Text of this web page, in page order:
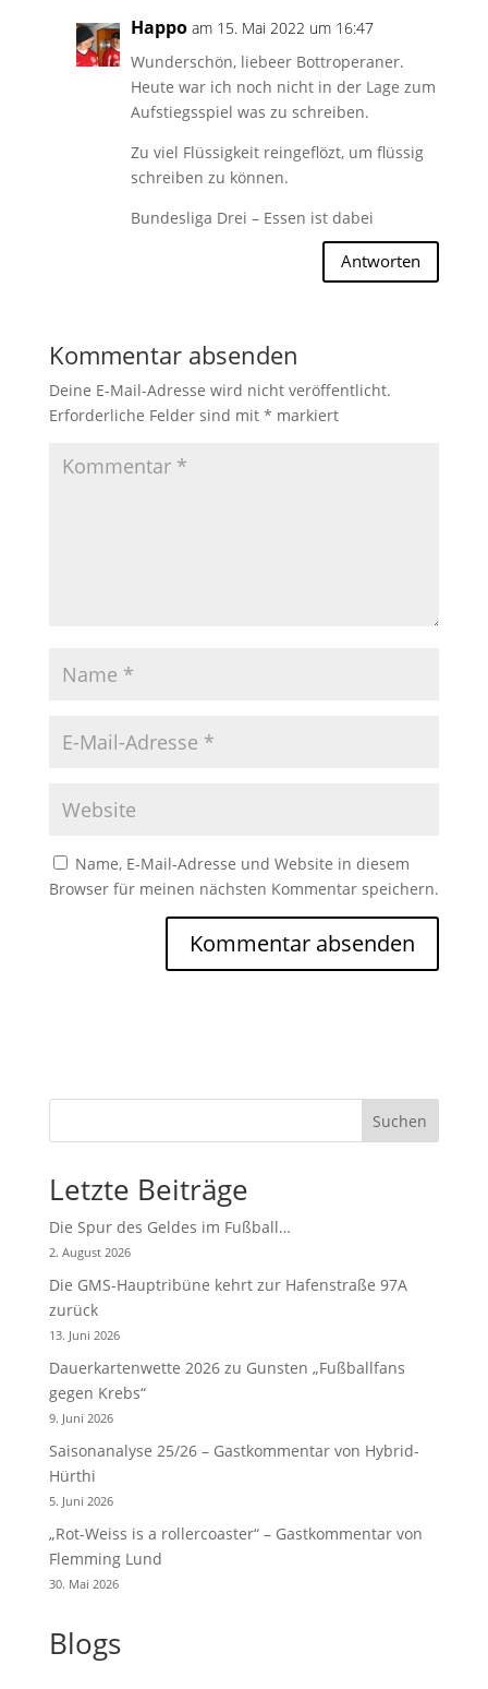
Happo am 15. Mai 2022 um 16:47
Wunderschön, liebeer Bottroperaner.
Heute war ich noch nicht in der Lage zum
Aufstiegsspiel was zu schreiben.
Zu viel Flüssigkeit reingeflözt, um flüssig
schreiben zu können.
Bundesliga Drei – Essen ist dabei
Antworten
Kommentar absenden
Deine E-Mail-Adresse wird nicht veröffentlicht.
Erforderliche Felder sind mit * markiert
Name, E-Mail-Adresse und Website in diesem
Browser für meinen nächsten Kommentar speichern.
Suchen
Letzte Beiträge
Die Spur des Geldes im Fußball…
2. August 2026
Die GMS-Hauptribüne kehrt zur Hafenstraße 97A
zurück
13. Juni 2026
Dauerkartenwette 2026 zu Gunsten „Fußballfans
gegen Krebs“
9. Juni 2026
Saisonanalyse 25/26 – Gastkommentar von Hybrid-
Hürthi
5. Juni 2026
„Rot-Weiss is a rollercoaster“ – Gastkommentar von
Flemming Lund
30. Mai 2026
Blogs